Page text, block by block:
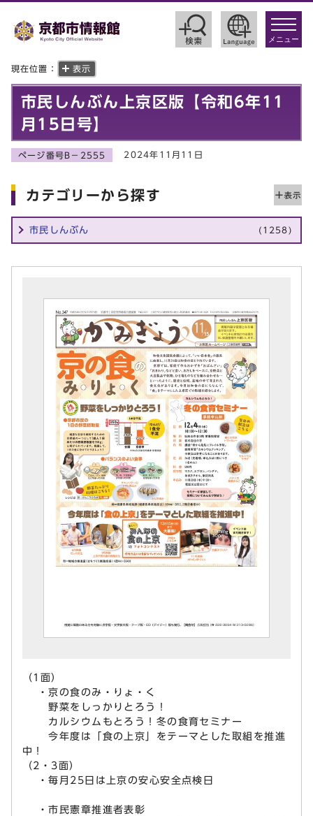
toggle
メニュー
現在位置： 表示
市民しんぶん上京区版【令和6年11
月15日号】
ページ番号B－2555 2024年11月11日
カテゴリーから探す
市民しんぶん (1258)
（1面）
・京の食のみ・りょ・く
野菜をしっかりとろう！
カルシウムもとろう！冬の食育セミナー
今年度は「食の上京」をテーマとした取組を推進
中！
（2・3面）
・毎月25日は上京の安心安全点検日
・市民憲章推進者表彰